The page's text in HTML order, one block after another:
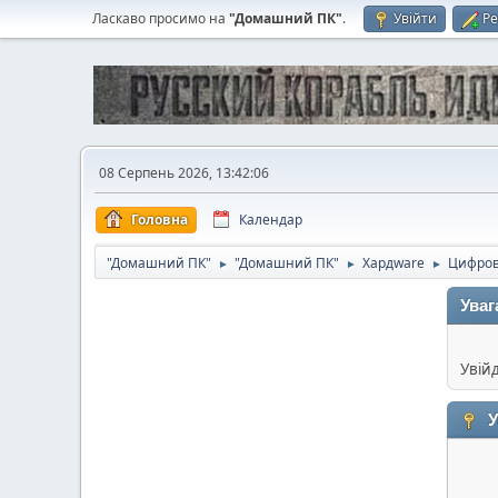
Ласкаво просимо на "Домашний ПК". Увійти
08 Серпень 2026, 13:42:06
Головна Календар
"Домашний ПК" ► "Домашний ПК" ► Хардware ►